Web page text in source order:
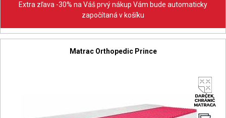
Extra zľava -30% na Váš prvý nákup Vám bude automaticky
započítaná v košíku
Matrac Orthopedic Prince